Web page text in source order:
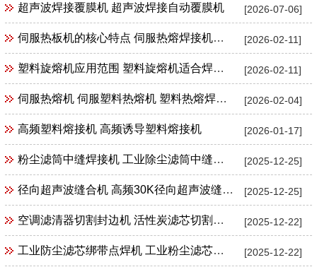
[2026-07-06]
超声波焊接覆膜机 超声波焊接自动覆膜机
[2026-02-11]
伺服热板机的核心特点 伺服热熔焊接机特点
[2026-02-11]
塑料旋熔机应用范围 塑料旋熔机适合焊接产品范围
[2026-02-04]
伺服热熔机 伺服塑料热熔机 塑料热熔焊接机
[2026-01-17]
高频塑料熔接机 高频诱导塑料熔接机
[2025-12-25]
粉尘滤筒中缝焊接机 工业除尘滤筒中缝焊接机 工业粉尘滤筒滤芯中缝焊接机
[2025-12-25]
径向超声波缝合机 高频30K径向超声波缝合机花边机封口机包边机
[2025-12-22]
空调滤清器切割封边机 活性炭滤芯切割封边机
[2025-12-22]
工业防尘滤芯绑带点焊机 工业粉尘滤芯束带绑带超声波点焊机